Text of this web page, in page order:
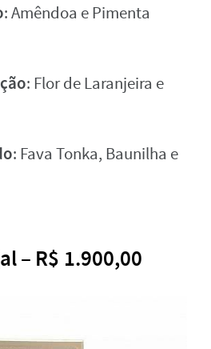
: Amêndoa e Pimenta
: Flor de Laranjeira e
: Fava Tonka, Baunilha e
– R$ 1.900,00